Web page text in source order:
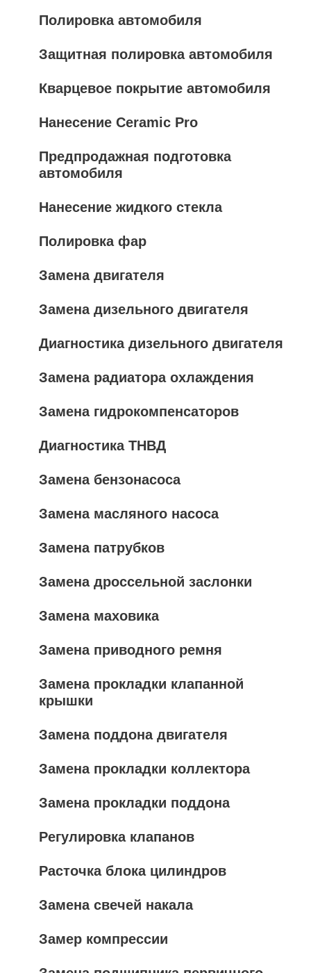
Полировка автомобиля
Защитная полировка автомобиля
Кварцевое покрытие автомобиля
Нанесение Ceramic Pro
Предпродажная подготовка
автомобиля
Нанесение жидкого стекла
Полировка фар
Замена двигателя
Замена дизельного двигателя
Диагностика дизельного двигателя
Замена радиатора охлаждения
Замена гидрокомпенсаторов
Диагностика ТНВД
Замена бензонасоса
Замена масляного насоса
Замена патрубков
Замена дроссельной заслонки
Замена маховика
Замена приводного ремня
Замена прокладки клапанной
крышки
Замена поддона двигателя
Замена прокладки коллектора
Замена прокладки поддона
Регулировка клапанов
Расточка блока цилиндров
Замена свечей накала
Замер компрессии